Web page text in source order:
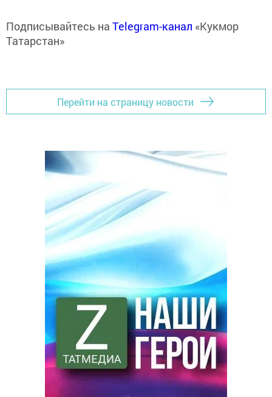
Подписывайтесь на Telegram-канал «Кукмор
Татарстан»
Перейти на страницу новости